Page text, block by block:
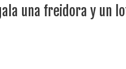
una freidora y un